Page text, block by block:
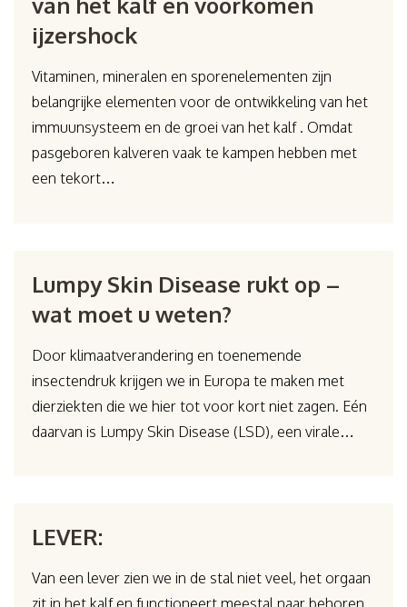
ijzershock
Vitaminen, mineralen en sporenelementen zijn
belangrijke elementen voor de ontwikkeling van het
immuunsysteem en de groei van het kalf . Omdat
pasgeboren kalveren vaak te kampen hebben met
een tekort…
Lumpy Skin Disease rukt op –
wat moet u weten?
Door klimaatverandering en toenemende
insectendruk krijgen we in Europa te maken met
dierziekten die we hier tot voor kort niet zagen. Eén
daarvan is Lumpy Skin Disease (LSD), een virale…
LEVER:
Van een lever zien we in de stal niet veel, het orgaan
zit in het kalf en functioneert meestal naar behoren.